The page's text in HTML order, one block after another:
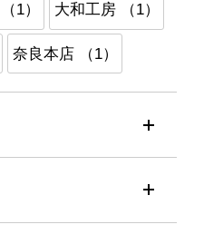
1） 大和工房 （1）
奈良本店 （1）